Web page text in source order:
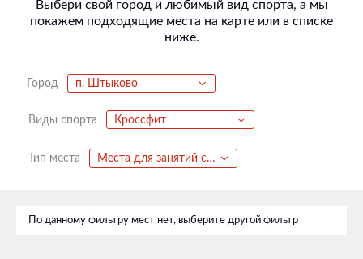
Выбери свой город и любимый вид спорта, а мы
покажем подходящие места на карте или в списке
ниже.
Город п. Штыково
Виды спорта Кроссфит
Тип места Места для занятий спортом
По данному фильтру мест нет, выберите другой фильтр